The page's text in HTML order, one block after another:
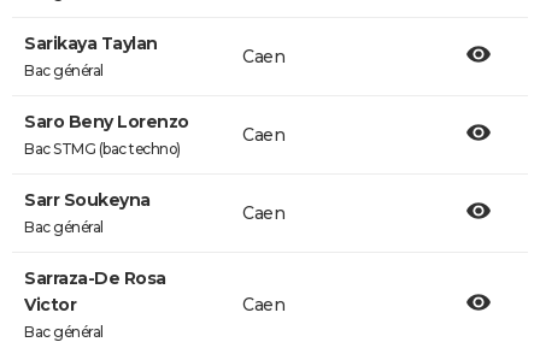
Sarikaya Taylan
Bac général
Caen
Saro Beny Lorenzo
Bac STMG (bac techno)
Caen
Sarr Soukeyna
Bac général
Caen
Sarraza-De Rosa
Victor
Bac général
Caen